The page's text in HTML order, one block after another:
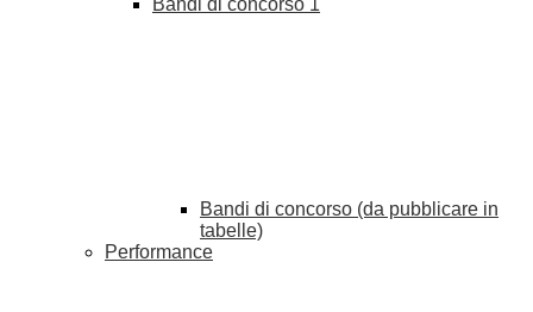
Bandi di concorso 1
Bandi di concorso (da pubblicare in
tabelle)
Performance